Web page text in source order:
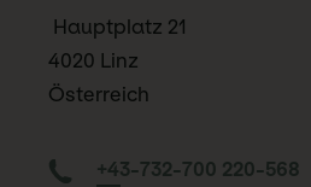
Hauptplatz 21
4020 Linz
Österreich
+43-732-700 220-568